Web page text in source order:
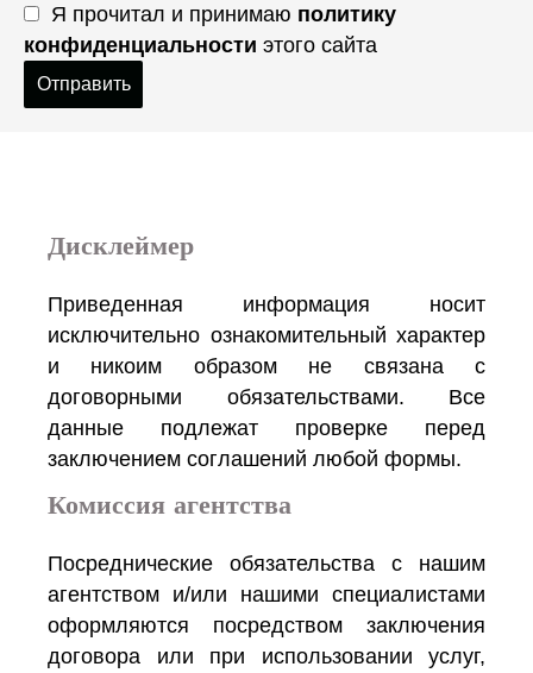
Я прочитал и принимаю политику
конфиденциальности этого сайта
Отправить
Дисклеймер
Приведенная информация носит
исключительно ознакомительный характер
и никоим образом не связана с
договорными обязательствами. Все
данные подлежат проверке перед
заключением соглашений любой формы.
Комиссия агентства
Посреднические обязательства с нашим
агентством и/или нашими специалистами
оформляются посредством заключения
договора или при использовании услуг,